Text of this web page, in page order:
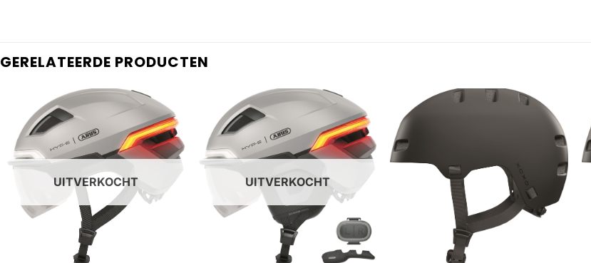
GERELATEERDE PRODUCTEN
UITVERKOCHT UITVERKOCHT